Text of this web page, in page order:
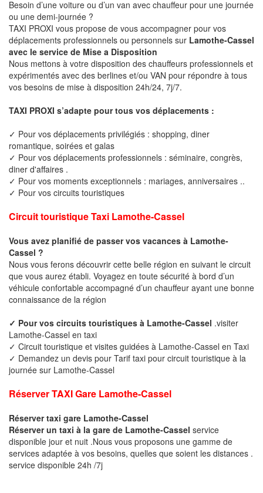
Besoin d’une voiture ou d’un van avec chauffeur pour une journée
ou une demi-journée ?
TAXI PROXI vous propose de vous accompagner pour vos
déplacements professionnels ou personnels sur Lamothe-Cassel
avec le service de Mise a Disposition
Nous mettons à votre disposition des chauffeurs professionnels et
expérimentés avec des berlines et/ou VAN pour répondre à tous
vos besoins de mise à disposition 24h/24, 7j/7.
TAXI PROXI s’adapte pour tous vos déplacements :
✓ Pour vos déplacements privilégiés : shopping, diner
romantique, soirées et galas
✓ Pour vos déplacements professionnels : séminaire, congrès,
diner d'affaires .
✓ Pour vos moments exceptionnels : mariages, anniversaires ..
✓ Pour vos circuits touristiques
Circuit touristique Taxi Lamothe-Cassel
Vous avez planifié de passer vos vacances à Lamothe-
Cassel ?
Nous vous ferons découvrir cette belle région en suivant le circuit
que vous aurez établi. Voyagez en toute sécurité à bord d’un
véhicule confortable accompagné d’un chauffeur ayant une bonne
connaissance de la région
✓ Pour vos circuits touristiques à Lamothe-Cassel .visiter
Lamothe-Cassel en taxi
✓ Circuit touristique et visites guidées à Lamothe-Cassel en Taxi
✓ Demandez un devis pour Tarif taxi pour circuit touristique à la
journée sur Lamothe-Cassel
Réserver TAXI Gare Lamothe-Cassel
Réserver taxi gare Lamothe-Cassel
Réserver un taxi à la gare de Lamothe-Cassel service
disponible jour et nuit .Nous vous proposons une gamme de
services adaptée à vos besoins, quelles que soient les distances .
service disponible 24h /7j